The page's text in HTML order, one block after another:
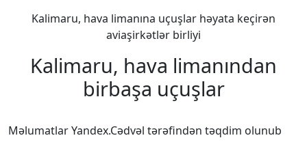
Kalimaru, hava limanına uçuşlar həyata keçirən
aviaşirkətlər birliyi
Kalimaru, hava limanından
birbaşa uçuşlar
Məlumatlar Yandex.Cədvəl tərəfindən təqdim olunub